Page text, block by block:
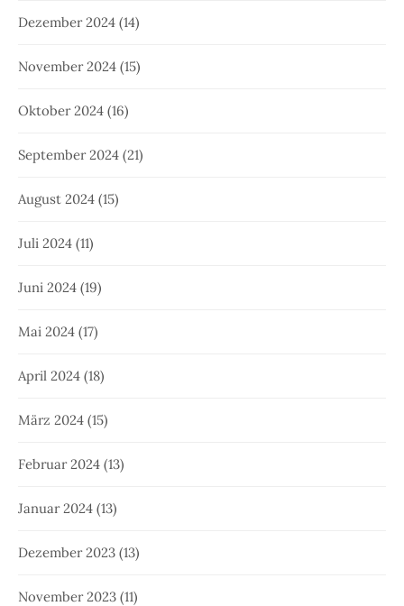
Dezember 2024 (14)
November 2024 (15)
Oktober 2024 (16)
September 2024 (21)
August 2024 (15)
Juli 2024 (11)
Juni 2024 (19)
Mai 2024 (17)
April 2024 (18)
März 2024 (15)
Februar 2024 (13)
Januar 2024 (13)
Dezember 2023 (13)
November 2023 (11)